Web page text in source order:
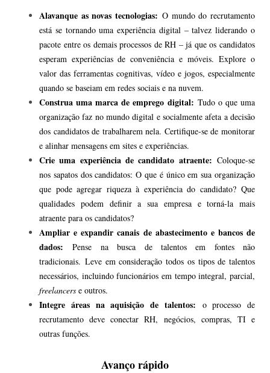
Alavanque as novas tecnologias: O mundo do recrutamento
está se tornando uma experiência digital – talvez liderando o
pacote entre os demais processos de RH – já que os candidatos
esperam experiências de conveniência e móveis. Explore o
valor das ferramentas cognitivas, vídeo e jogos, especialmente
quando se baseiam em redes sociais e na nuvem.
Construa uma marca de emprego digital: Tudo o que uma
organização faz no mundo digital e socialmente afeta a decisão
dos candidatos de trabalharem nela. Certifique-se de monitorar
e alinhar mensagens em sites e experiências.
Crie uma experiência de candidato atraente: Coloque-se
nos sapatos dos candidatos: O que é único em sua organização
que pode agregar riqueza à experiência do candidato? Que
qualidades podem definir a sua empresa e torná-la mais
atraente para os candidatos?
Ampliar e expandir canais de abastecimento e bancos de
dados: Pense na busca de talentos em fontes não
tradicionais. Leve em consideração todos os tipos de talentos
necessários, incluindo funcionários em tempo integral, parcial,
freelancers e outros.
Integre áreas na aquisição de talentos: o processo de
recrutamento deve conectar RH, negócios, compras, TI e
outras funções.
Avanço rápido